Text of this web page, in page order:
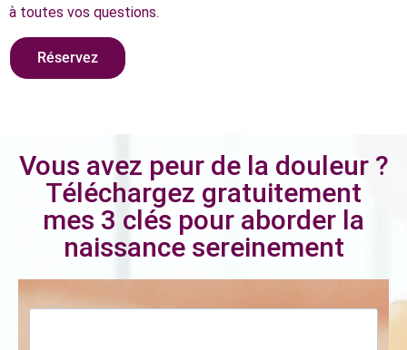
à toutes vos questions.
Réservez
Vous avez peur de la douleur ?
Téléchargez gratuitement
mes 3 clés pour aborder la
naissance sereinement